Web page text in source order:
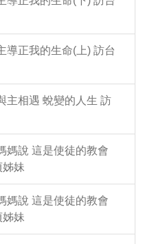
導正我的生命(上) 訪台
主相遇 蛻變的人生 訪
媽說 這是使徒的教會
姊妹
媽說 這是使徒的教會
姊妹